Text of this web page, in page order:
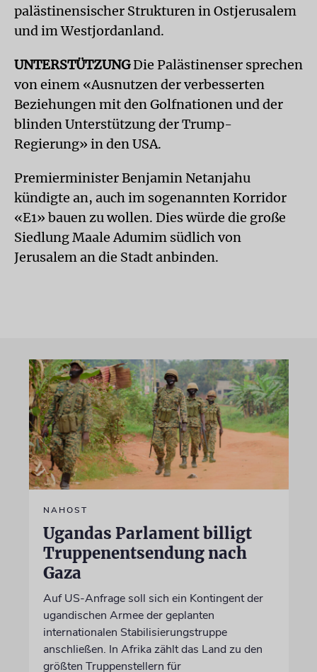
palästinensischer Strukturen in Ostjerusalem
und im Westjordanland.
UNTERSTÜTZUNGDie Palästinenser sprechen
von einem «Ausnutzen der verbesserten
Beziehungen mit den Golfnationen und der
blinden Unterstützung der Trump-
Regierung» in den USA.
Premierminister Benjamin Netanjahu
kündigte an, auch im sogenannten Korridor
«E1» bauen zu wollen. Dies würde die große
Siedlung Maale Adumim südlich von
Jerusalem an die Stadt anbinden.
NAHOST
Ugandas Parlament billigt
Truppenentsendung nach
Gaza
Auf US-Anfrage soll sich ein Kontingent der
ugandischen Armee der geplanten
internationalen Stabilisierungstruppe
anschließen. In Afrika zählt das Land zu den
größten Truppenstellern für